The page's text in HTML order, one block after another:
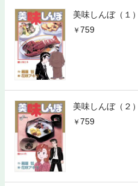
美味しんぼ（１）
759
美味しんぼ（２）
759